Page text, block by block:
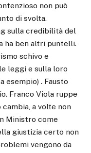
non può
di svolta.
sulla credibilità del
ha ben altri puntelli.
schivo e
leggi e sulla loro
esempio) . Fausto
Franco Viola ruppe
a volte non
Ministro come
giustizia certo non
vengono da